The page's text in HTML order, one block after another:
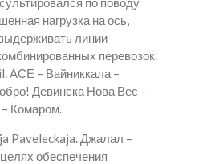
нагрузка на ось,
линии
перевозок.
АСЕ – Вайниккала –
Девинска Нова Вес –
– Комаром.
Paveleckaja. Джалал –
обеспечения